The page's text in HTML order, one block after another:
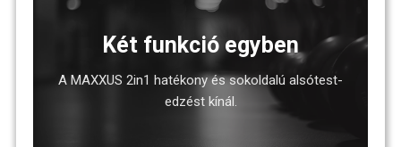
Két funkció egyben
A MAXXUS 2in1 hatékony és sokoldalú alsótest-
edzést kínál.